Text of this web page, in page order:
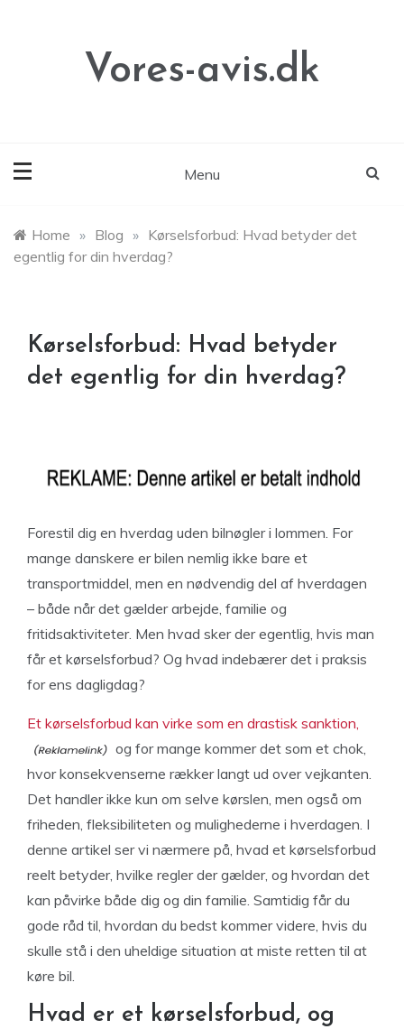
Vores-avis.dk
Menu
Home » Blog » Kørselsforbud: Hvad betyder det
egentlig for din hverdag?
Kørselsforbud: Hvad betyder
det egentlig for din hverdag?
Forestil dig en hverdag uden bilnøgler i lommen. For
mange danskere er bilen nemlig ikke bare et
transportmiddel, men en nødvendig del af hverdagen
– både når det gælder arbejde, familie og
fritidsaktiviteter. Men hvad sker der egentlig, hvis man
får et kørselsforbud? Og hvad indebærer det i praksis
for ens dagligdag?
Et kørselsforbud kan virke som en drastisk sanktion,
og for mange kommer det som et chok,
hvor konsekvenserne rækker langt ud over vejkanten.
Det handler ikke kun om selve kørslen, men også om
friheden, fleksibiliteten og mulighederne i hverdagen. I
denne artikel ser vi nærmere på, hvad et kørselsforbud
reelt betyder, hvilke regler der gælder, og hvordan det
kan påvirke både dig og din familie. Samtidig får du
gode råd til, hvordan du bedst kommer videre, hvis du
skulle stå i den uheldige situation at miste retten til at
køre bil.
Hvad er et kørselsforbud, og